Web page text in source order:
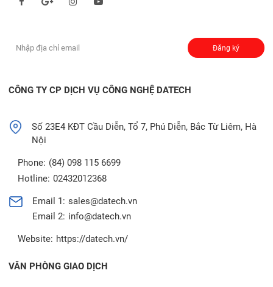
Đăng ký
CÔNG TY CP DỊCH VỤ CÔNG NGHỆ DATECH
Số 23E4 KĐT Cầu Diễn, Tổ 7, Phú Diễn, Bắc Từ Liêm, Hà
Nội
Phone: (84) 098 115 6699
Hotline: 02432012368
Email 1: sales@datech.vn
Email 2: info@datech.vn
Website: https://datech.vn/
VĂN PHÒNG GIAO DỊCH